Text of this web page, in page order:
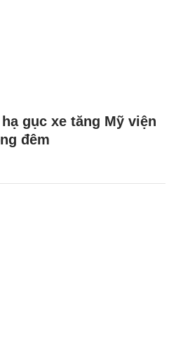
gục xe tăng Mỹ viện
đêm